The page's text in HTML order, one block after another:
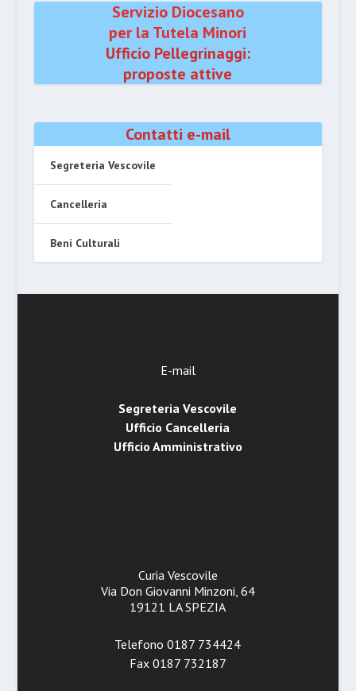
Servizio Diocesano
per la Tutela Minori
Ufficio Pellegrinaggi:
proposte attive
Contatti e-mail
Segreteria Vescovile
Cancelleria
Beni Culturali
E-mail
Segreteria Vescovile
Ufficio Cancelleria
Ufficio Amministrativo
Curia Vescovile
Via Don Giovanni Minzoni, 64
19121 LA SPEZIA
Telefono 0187 734424
Fax 0187 732187